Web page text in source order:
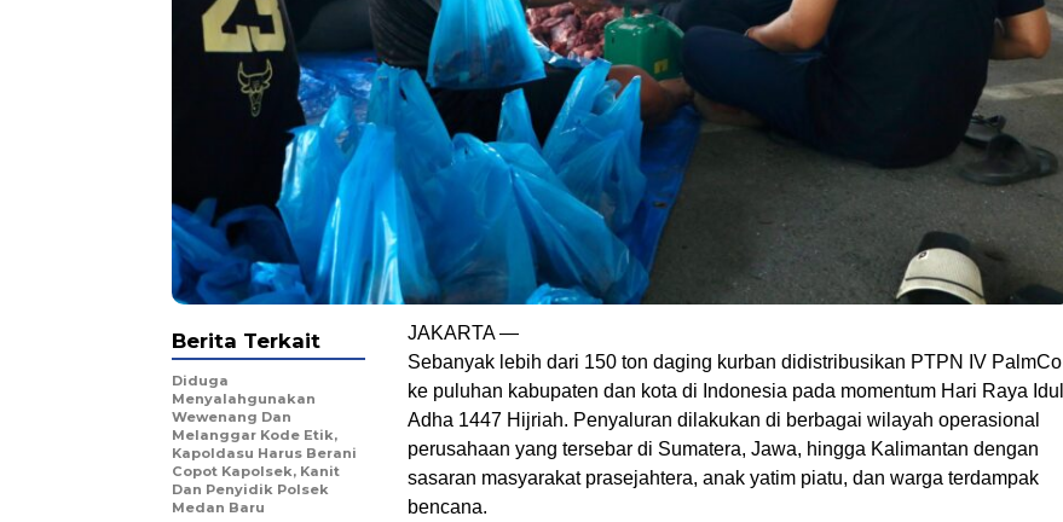
JAKARTA —
Sebanyak lebih dari 150 ton daging kurban didistribusikan PTPN IV PalmCo
ke puluhan kabupaten dan kota di Indonesia pada momentum Hari Raya Idul
Adha 1447 Hijriah. Penyaluran dilakukan di berbagai wilayah operasional
perusahaan yang tersebar di Sumatera, Jawa, hingga Kalimantan dengan
sasaran masyarakat prasejahtera, anak yatim piatu, dan warga terdampak
bencana.
Berita Terkait
Diduga
Menyalahgunakan
Wewenang Dan
Melanggar Kode Etik,
Kapoldasu Harus Berani
Copot Kapolsek, Kanit
Dan Penyidik Polsek
Medan Baru